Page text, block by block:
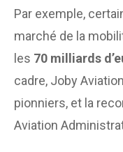
Par exemple,
marché de la
les 70 milliards
cadre, Joby
pionniers, et la
Aviation